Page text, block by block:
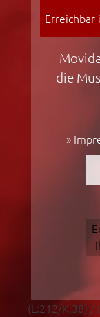
Erreichbar
die
»
(L:212/K:38) /